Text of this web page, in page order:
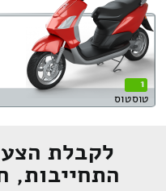
1
טוסטוס
לקבלת
התחייבות,